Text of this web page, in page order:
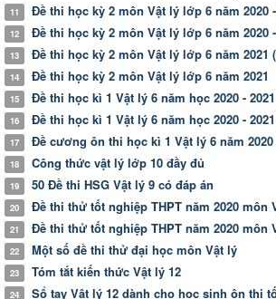
11 Đề thi học kỳ 2 môn Vật lý lớp 6 năm 2020 -
12 Đề thi học kỳ 2 môn Vật lý lớp 6 năm 2020 -
13 Đề thi học kỳ 2 môn Vật lý lớp 6 năm 2021
14 Đề thi học kỳ 2 môn Vật lý lớp 6 năm 2021
15 Đề thi học kì 1 Vật lý 6 năm học 2020 -
16 Đề thi học kì 1 Vật lý 6 năm học 2020 -
17 Đề cương ôn thi học kì 1 Vật lý 6 năm 2020
18 Công thức vật lý lớp 10 đầy đủ
19 50 Đề thi HSG Vật lý 9 có đáp án
20 Đề thi thử tốt nghiệp THPT năm 2020 môn
21 Đề thi thử tốt nghiệp THPT năm 2020 môn
22 Một số đề thi thử đại học môn Vật lý
23 Tóm tắt kiến thức Vật lý 12
24 Sổ tay Vật lý 12 dành cho học sinh ôn thi